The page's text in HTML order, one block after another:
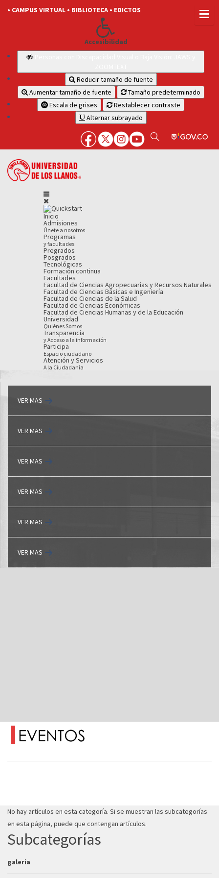
• CAMPUS VIRTUAL • BIBLIOTECA • EDICTOS
Accesibilidad
Reducir tamaño de fuente
Aumentar tamaño de fuente
Tamaño predeterminado
Escala de grises
Restablecer contraste
Alternar subrayado
Inicio
Admisiones
Únete a nosotros
Programas
y facultades
Pregrados
Posgrados
Tecnológicas
Formación continua
Facultades
Facultad de Ciencias Agropecuarias y Recursos Naturales
Facultad de Ciencias Básicas e Ingeniería
Facultad de Ciencias de la Salud
Facultad de Ciencias Económicas
Facultad de Ciencias Humanas y de la Educación
Universidad
Quiénes Somos
Transparencia
y Acceso a la información
Participa
Espacio ciudadano
Atención y Servicios
A la Ciudadanía
VER MAS
VER MAS
VER MAS
VER MAS
VER MAS
VER MAS
No hay artículos en esta categoría. Si se muestran las subcategorías
en esta página, puede que contengan artículos.
Subcategorías
galeria